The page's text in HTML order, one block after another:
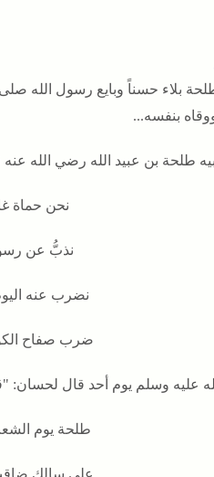
بلاء حسناً وبايع رسول الله
بنفسه...
بن عبيد الله رضي الله عنه
نحن حماة
نذبُّ عن
نضرب عنه
ضرب صفاح
عليه وسلم يوم أحد قال
طلحة يوم
على سالك